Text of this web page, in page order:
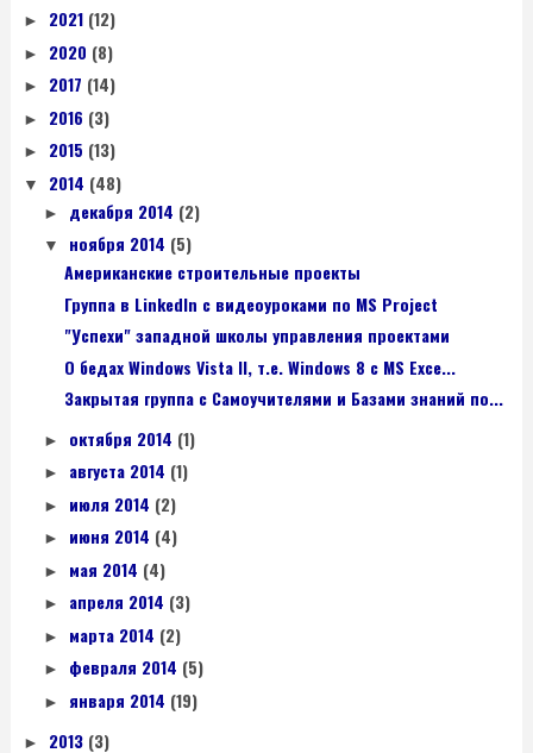
► 2021 (12)
► 2020 (8)
► 2017 (14)
► 2016 (3)
► 2015 (13)
▼ 2014 (48)
► декабря 2014 (2)
▼ ноября 2014 (5)
Американские строительные проекты
Группа в LinkedIn с видеоуроками по MS Project
"Успехи" западной школы управления проектами
О бедах Windows Vista II, т.е. Windows 8 с MS Exce...
Закрытая группа с Самоучителями и Базами знаний по...
► октября 2014 (1)
► августа 2014 (1)
► июля 2014 (2)
► июня 2014 (4)
► мая 2014 (4)
► апреля 2014 (3)
► марта 2014 (2)
► февраля 2014 (5)
► января 2014 (19)
► 2013 (3)